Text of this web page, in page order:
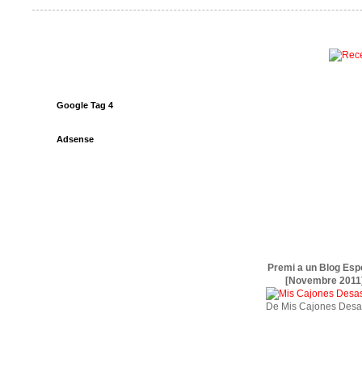
Google Tag 4
Adsense
Premi a un Blog
[Novembre
De Mis Cajones